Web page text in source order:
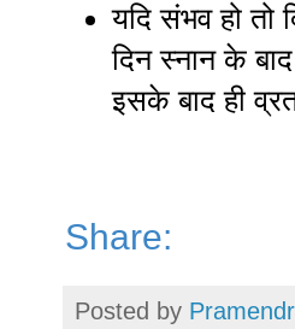
यदि संभव हो तो
दिन स्नान के
इसके बाद ही
Share:
Posted by